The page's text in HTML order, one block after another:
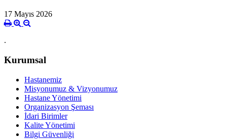
17 Mayıs 2026
.
Kurumsal
Hastanemiz
Misyonumuz & Vizyonumuz
Hastane Yönetimi
Organizasyon Şeması
İdari Birimler
Kalite Yönetimi
Bilgi Güvenliği